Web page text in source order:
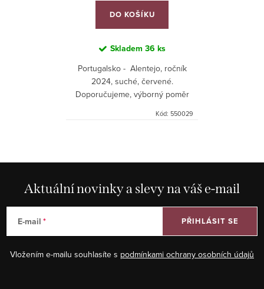
DO KOŠÍKU
Skladem 36 ks
Portugalsko - Alentejo, ročník
2024, suché, červené.
Doporučujeme, výborný poměr
Kód: 550029
Aktuální novinky a slevy na váš e-mail
E-mail
Vložením e-mailu souhlasíte s podmínkami ochrany osobních údajů
PŘIHLÁSIT SE